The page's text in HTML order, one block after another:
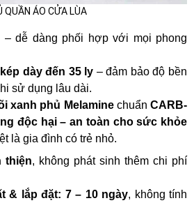
QUẦN ÁO CỬA LÙA
– dễ dàng phối hợp với mọi phong
dày đến 35 ly – đảm bảo độ bền
sử dụng lâu dài.
xanh phủ MelaminechuẩnCARB-
độc hại – an toàn cho sức khỏe
là gia đình có trẻ nhỏ.
thiện, không phát sinh thêm chi phí
& lắp đặt: 7 – 10 ngày, không tính